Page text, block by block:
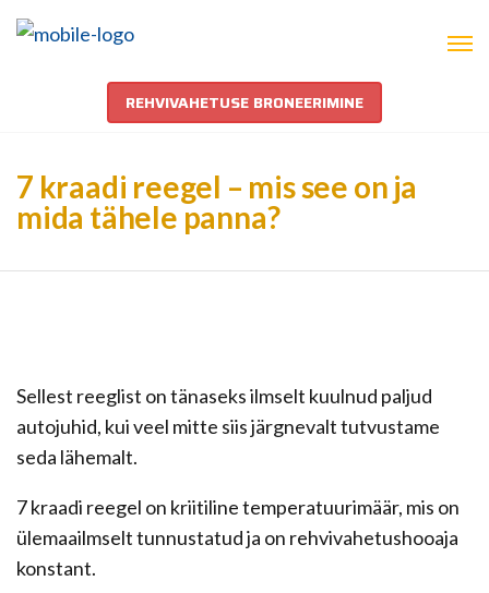
REHVIVAHETUSE BRONEERIMINE
7 kraadi reegel – mis see on ja
mida tähele panna?
Sellest reeglist on tänaseks ilmselt kuulnud paljud
autojuhid, kui veel mitte siis järgnevalt tutvustame
seda lähemalt.
7 kraadi reegel on kriitiline temperatuurimäär, mis on
ülemaailmselt tunnustatud ja on rehvivahetushooaja
konstant.